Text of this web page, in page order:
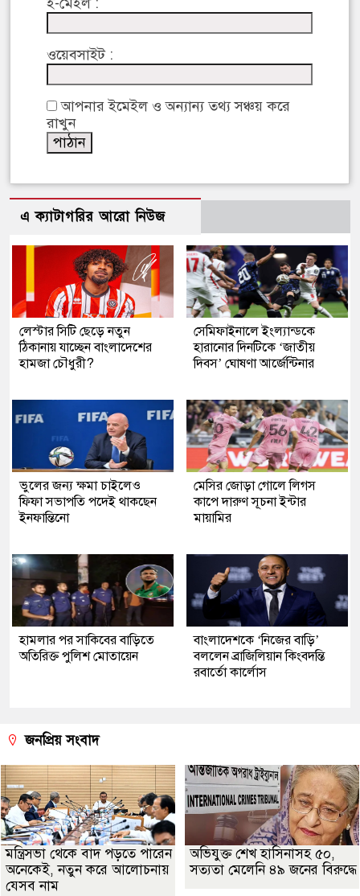
ওয়েবসাইট :
আপনার ইমেইল ও অন্যান্য তথ্য সঞ্চয় করে
রাখুন
এ ক্যাটাগরির আরো নিউজ
লেস্টার সিটি ছেড়ে নতুন
ঠিকানায় যাচ্ছেন বাংলাদেশের
হামজা চৌধুরী?
সেমিফাইনালে ইংল্যান্ডকে
হারানোর দিনটিকে ‘জাতীয়
দিবস’ ঘোষণা আর্জেন্টিনার
ভুলের জন্য ক্ষমা চাইলেও
ফিফা সভাপতি পদেই থাকছেন
ইনফান্তিনো
মেসির জোড়া গোলে লিগস
কাপে দারুণ সূচনা ইন্টার
মায়ামির
হামলার পর সাকিবের বাড়িতে
অতিরিক্ত পুলিশ মোতায়েন
বাংলাদেশকে ‘নিজের বাড়ি’
বললেন ব্রাজিলিয়ান কিংবদন্তি
রবার্তো কার্লোস
জনপ্রিয় সংবাদ
মন্ত্রিসভা থেকে বাদ পড়তে পারেন
অনেকেই, নতুন করে আলোচনায়
যেসব নাম
অভিযুক্ত শেখ হাসিনাসহ ৫০,
সত্যতা মেলেনি ৪৯ জনের বিরুদ্ধে